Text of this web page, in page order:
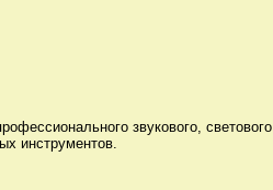
звукового, светового
инструментов.